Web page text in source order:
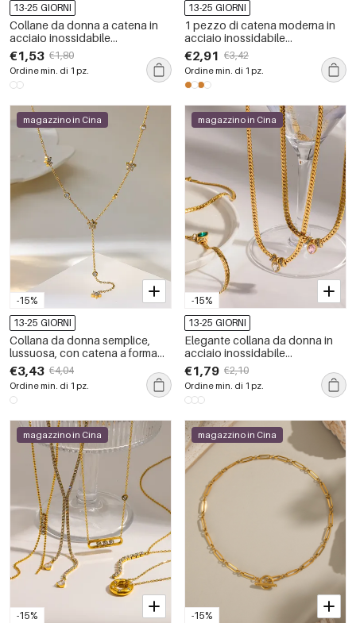
13-25 GIORNI
Collane da donna a catena in
acciaio inossidabile
impermeabile color oro
€1,53 €1,80
Ordine min. di 1 pz.
13-25 GIORNI
1 pezzo di catena moderna in
acciaio inossidabile
impermeabile color oro, collane
da donna
€2,91 €3,42
Ordine min. di 1 pz.
-15%
magazzino in Cina
13-25 GIORNI
Collana da donna semplice,
lussuosa, con catena a forma
geometrica, in acciaio
inossidabile color oro
impermeabile e zirconi.
€3,43 €4,04
Ordine min. di 1 pz.
-15%
magazzino in Cina
13-25 GIORNI
Elegante collana da donna in
acciaio inossidabile
impermeabile color oro con
zirconi.
€1,79 €2,10
Ordine min. di 1 pz.
-15%
magazzino in Cina
-15%
magazzino in Cina